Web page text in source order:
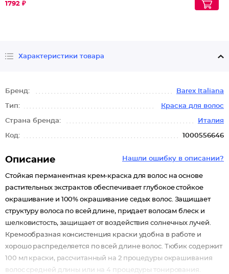
1792 ₽
Характеристики товара
Бренд: Barex Italiana
Тип: Краска для волос
Страна бренда: Италия
Код: 1000556646
Нашли ошибку в описании?
Описание
Стойкая перманентная крем-краска для волос на основе
растительных экстрактов обеспечивает глубокое стойкое
окрашивание и 100% окрашивание седых волос. Защищает
структуру волоса по всей длине, придает волосам блеск и
шелковистость, защищает от воздействия солнечных лучей.
Кремообразная консистенция краски удобна в работе и
хорошо распределяется по всей длине волос. Тюбик содержит
100 мл краски, рассчитанный на 2 процедуры окрашивания
волос средней длины или на 4 процедуры тонирования.